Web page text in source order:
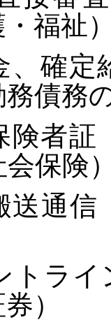
・福祉
、確定
債務
険者証
保険
送通信
トラ
）